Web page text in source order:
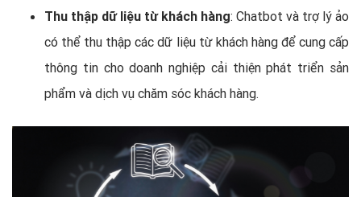
Thu thập dữ liệu từ khách hàng: Chatbot và trợ lý ảo
có thể thu thập các dữ liệu từ khách hàng để cung cấp
thông tin cho doanh nghiệp cải thiện phát triển sản
phẩm và dịch vụ chăm sóc khách hàng.